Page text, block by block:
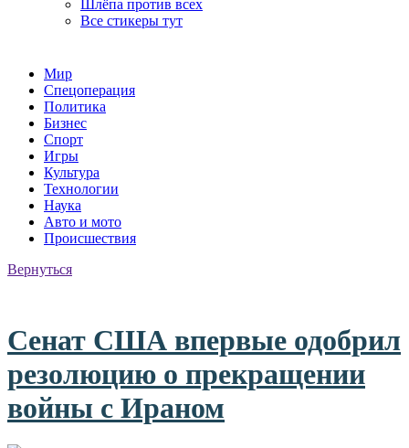
Шлёпа против всех
Все стикеры тут
Мир
Спецоперация
Политика
Бизнес
Спорт
Игры
Культура
Технологии
Наука
Авто и мото
Происшествия
Вернуться
Сенат США впервые одобрил
резолюцию о прекращении
войны с Ираном